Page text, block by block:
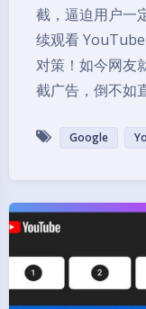
截，逼迫用户一
续观看
对策！如今网友
截广告，倒不如
Google